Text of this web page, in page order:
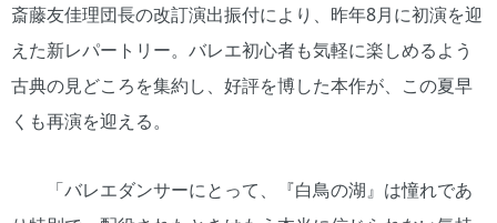
斎藤友佳理団長の改訂演出振付により、昨年8月に初演を迎
えた新レパートリー。バレエ初心者も気軽に楽しめるよう
古典の見どころを集約し、好評を博した本作が、この夏早
くも再演を迎える。
「バレエダンサーにとって、『白鳥の湖』は憧れであ